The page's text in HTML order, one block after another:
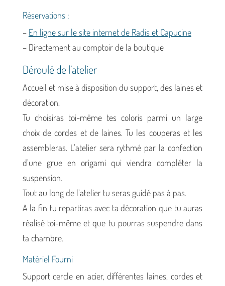
Réservations :
– En ligne sur le site internet de Radis et Capucine
– Directement au comptoir de la boutique
Déroulé de l’atelier
Accueil et mise à disposition du support, des laines et
décoration.
Tu choisiras toi-même tes coloris parmi un large
choix de cordes et de laines. Tu les couperas et les
assembleras. L’atelier sera rythmé par la confection
d’une grue en origami qui viendra compléter la
suspension.
Tout au long de l’atelier tu seras guidé pas à pas.
A la fin tu repartiras avec ta décoration que tu auras
réalisé toi-même et que tu pourras suspendre dans
ta chambre.
Matériel Fourni
Support cercle en acier, différentes laines, cordes et